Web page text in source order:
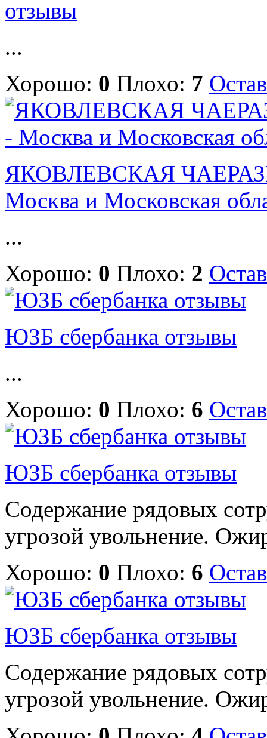
отзывы
...
Хорошо: 0 Плохо: 7
ЯКОВЛЕВСКАЯ
Москва и Московская
...
Хорошо: 0 Плохо: 2
ЮЗБ сбербанка отзывы
...
Хорошо: 0 Плохо: 6
ЮЗБ сбербанка отзывы
Содержание рядовых
угрозой увольнение.
Хорошо: 0 Плохо: 6
ЮЗБ сбербанка отзывы
Содержание рядовых
угрозой увольнение.